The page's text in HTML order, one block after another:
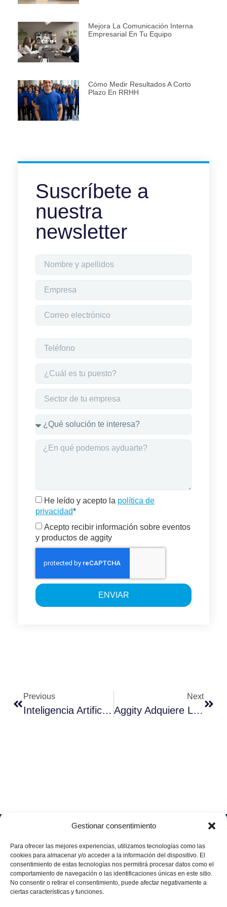
Gestionar consentimiento
Para ofrecer las mejores experiencias, utilizamos tecnologías como las
cookies para almacenar y/o acceder a la información del dispositivo. El
consentimiento de estas tecnologías nos permitirá procesar datos como el
comportamiento de navegación o las identificaciones únicas en este sitio.
No consentir o retirar el consentimiento, puede afectar negativamente a
ciertas características y funciones.
Mejora La Comunicación Interna
Empresarial En Tu Equipo
Cómo Medir Resultados A Corto
Plazo En RRHH
Suscríbete a
nuestra
newsletter
He leído y acepto la política de
privacidad*
Acepto recibir información sobre eventos
y productos de aggity
ENVIAR
Previous
Inteligencia Artificial Y Su Repercusión En El OEE
Next
Aggity Adquiere La Italiana Encodata Y Duplica Su Tamaño En Este País
Soluciones
Data
Industria
4.0
Industrial
Retail
Health &
Services
Quiénes
Únete
a
aggity
Contacto
legal
Política
de
Privacid
ad